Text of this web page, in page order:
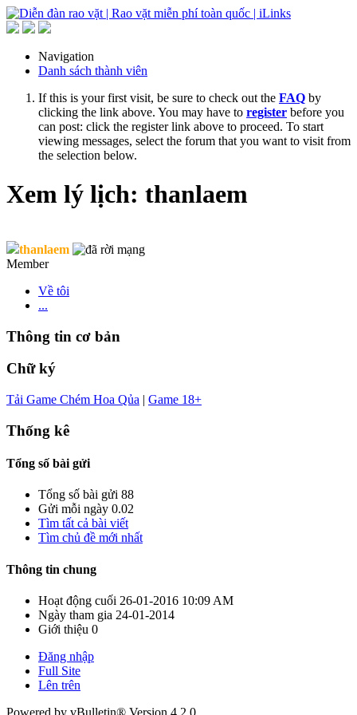
Navigation
Danh sách thành viên
If this is your first visit, be sure to check out the FAQ by
clicking the link above. You may have to register before you
can post: click the register link above to proceed. To start
viewing messages, select the forum that you want to visit from
the selection below.
Xem lý lịch: thanlaem
thanlaem
Member
Về tôi
...
Thông tin cơ bản
Chữ ký
Tải Game Chém Hoa Qủa | Game 18+
Thống kê
Tổng số bài gửi
Tổng số bài gửi 88
Gửi mỗi ngày 0.02
Tìm tất cả bài viết
Tìm chủ đề mới nhất
Thông tin chung
Hoạt động cuối 26-01-2016 10:09 AM
Ngày tham gia 24-01-2014
Giới thiệu 0
Đăng nhập
Full Site
Lên trên
Powered by vBulletin® Version 4.2.0